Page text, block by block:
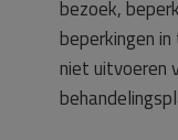
bezoek,
beperkingen
niet uitvoeren